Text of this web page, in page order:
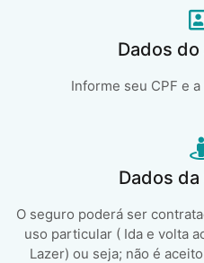
Dados
Informe seu CPF e
Dados
O seguro poderá ser
uso particular ( Ida e volta
Lazer) ou seja; não é